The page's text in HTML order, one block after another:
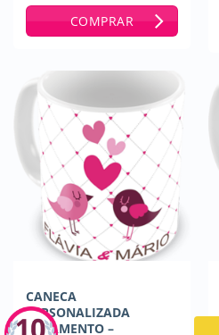
COMPRAR
CANECA
PERSONALIZADA
CASAMENTO –